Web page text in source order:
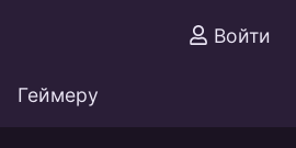
Войти
Геймеру